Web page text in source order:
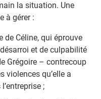
la situation. Une
à gérer :
de Céline, qui éprouve
et de culpabilité
Grégoire – contrecoup
violences qu’elle a
;